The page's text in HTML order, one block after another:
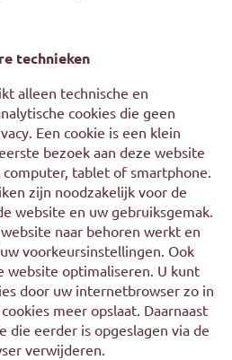
technieken
alleen technische en
cookies die geen
Een cookie is een klein
bezoek aan deze website
tablet of smartphone.
zijn noodzakelijk voor de
website en uw gebruiksgemak.
naar behoren werkt en
voorkeursinstellingen. Ook
website optimaliseren. U kunt
door uw internetbrowser zo in
meer opslaat. Daarnaast
die eerder is opgeslagen via de
verwijderen.